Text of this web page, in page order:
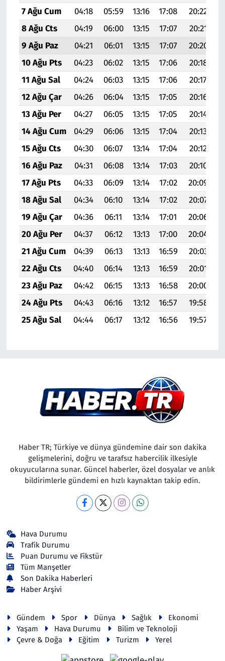
7 Ağu Cum
04:18 05:59 13:16 17:08 20:22
8 Ağu Cts
04:19 06:00 13:15 17:07 20:21
9 Ağu Paz
04:21 06:01 13:15 17:07 20:20
10 Ağu Pts
04:23 06:02 13:15 17:06 20:18
11 Ağu Sal
04:24 06:03 13:15 17:06 20:17
12 Ağu Çar
04:26 06:04 13:15 17:05 20:16
13 Ağu Per
04:27 06:05 13:15 17:05 20:14
14 Ağu Cum
04:29 06:06 13:15 17:04 20:13
15 Ağu Cts
04:30 06:07 13:14 17:04 20:12
16 Ağu Paz
04:31 06:08 13:14 17:03 20:10
17 Ağu Pts
04:33 06:09 13:14 17:02 20:09
18 Ağu Sal
04:34 06:10 13:14 17:02 20:07
19 Ağu Çar
04:36 06:11 13:14 17:01 20:06
20 Ağu Per
04:37 06:12 13:13 17:00 20:04
21 Ağu Cum
04:39 06:13 13:13 16:59 20:03
22 Ağu Cts
04:40 06:14 13:13 16:59 20:01
23 Ağu Paz
04:42 06:15 13:13 16:58 20:00
24 Ağu Pts
04:43 06:16 13:12 16:57 19:58
25 Ağu Sal
04:44 06:17 13:12 16:56 19:57
Haber TR; Türkiye ve dünya gündemine dair son dakika
gelişmelerini, doğru ve tarafsız habercilik ilkesiyle
okuyucularına sunar. Güncel haberler, özel dosyalar ve anlık
bildirimlerle gündemi en hızlı kaynaktan takip edin.
Hava Durumu
Trafik Durumu
Puan Durumu ve Fikstür
Tüm Manşetler
Son Dakika Haberleri
Haber Arşivi
Gündem Spor Dünya Sağlık
Ekonomi
Yaşam
Hava Durumu
Bilim ve Teknoloji
Çevre & Doğa
Eğitim Turizm Yerel